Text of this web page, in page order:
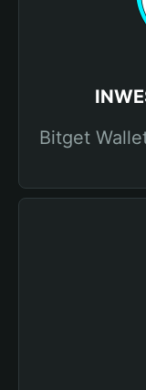
Bitget